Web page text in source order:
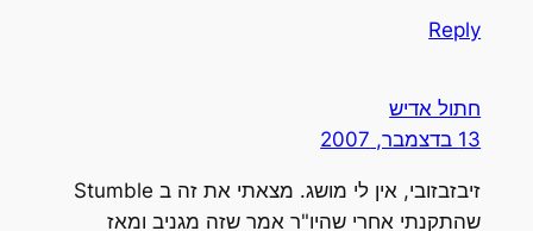
Reply
חתול אדיש
13 בדצמבר, 2007
זיבזבזובי, אין לי מושג. מצאתי את זה ב Stumble
שהתקנתי אחרי שהיו"ר אמר שזה מגניב ומאז